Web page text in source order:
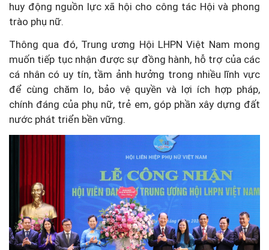
huy động nguồn lực xã hội cho công tác Hội và phong
trào phụ nữ.
Thông qua đó, Trung ương Hội LHPN Việt Nam mong
muốn tiếp tục nhận được sự đồng hành, hỗ trợ của các
cá nhân có uy tín, tầm ảnh hưởng trong nhiều lĩnh vực
để cùng chăm lo, bảo vệ quyền và lợi ích hợp pháp,
chính đáng của phụ nữ, trẻ em, góp phần xây dựng đất
nước phát triển bền vững.